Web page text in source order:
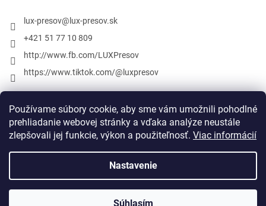
Používame súbory cookie, aby sme vám umožnili pohodlné
prehliadanie webovej stránky a vďaka analýze neustále
zlepšovali jej funkcie, výkon a použiteľnosť. Viac informácií
Nastavenie
Súhlasím
lux-presov@ lux-presov.sk
+421 51 77 10 809
http://www.fb.com/LUXPresov
https://www.tiktok.com/@luxpresov
Vytvoril Shoptet
lux-presov.sk. Všetky práva vyhradené.